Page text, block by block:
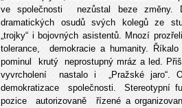
ve společnosti nezůstal beze změny.
dramatických osudů svých kolegů ze
„trojky“ i bojovných asistentů. Mnozí
tolerance, demokracie a humanity.
pominul krutý neprostupný mráz a led.
vyvrcholení nastalo i „Pražské jaro“.
demokratizace společnosti. Stereotypní
pozice autorizovaně řízené a